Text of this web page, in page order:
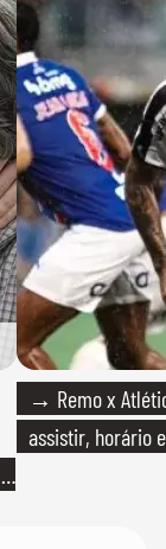
→ Remo x
assistir, horário